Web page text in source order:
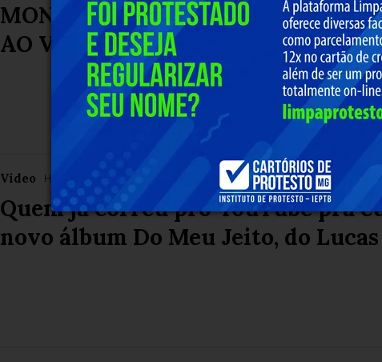
MONITORAMENTO DO RIO DAS
AO VIVO
Vídeo Há 7 meses
Quem já correu pro YouTube pra
novo álbum Do Meu Jeito, do Lucas